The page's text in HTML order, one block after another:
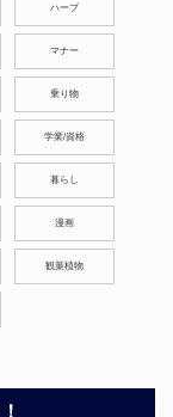
ハーブ
マナー
乗り物
学業/資格
暮らし
漫画
観葉植物